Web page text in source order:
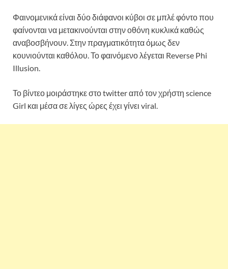
Φαινομενικά είναι δύο διάφανοι κύβοι σε μπλέ φόντο που
φαίνονται να μετακινούνται στην οθόνη κυκλικά καθώς
αναβοσβήνουν. Στην πραγματικότητα όμως δεν
κουνιούνται καθόλου. Το φαινόμενο λέγεται Reverse Phi
Illusion.
Το βίντεο μοιράστηκε στο twitter από τον χρήστη science
Girl και μέσα σε λίγες ώρες έχει γίνει viral.